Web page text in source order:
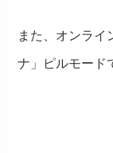
また、オンライ
ナ」ピルモード